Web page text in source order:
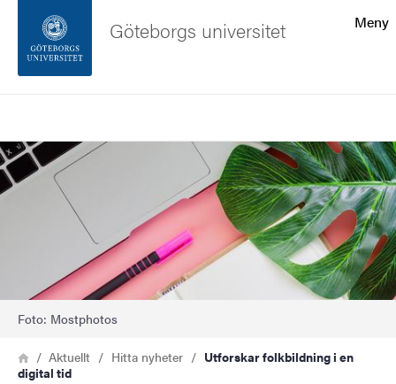
Sidfoten
Om webbplatsen
Meny
Göteborgs universitet
Bild
Foto: Mostphotos
Länkstig
HemAktuellt Hitta nyheter
Utforskar folkbildning i en
digital tid